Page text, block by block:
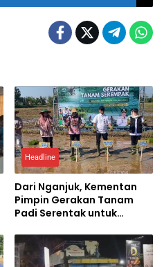
Headline
Dari Nganjuk, Kementan
Pimpin Gerakan Tanam
Padi Serentak untuk
Pangan